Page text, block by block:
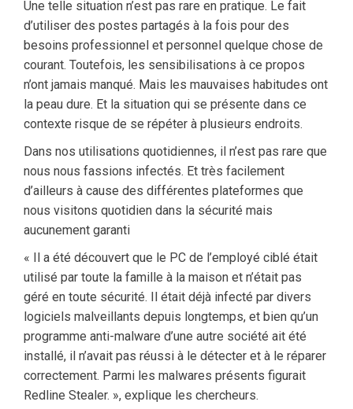
Une telle situation n’est pas rare en pratique. Le fait
d’utiliser des postes partagés à la fois pour des
besoins professionnel et personnel quelque chose de
courant. Toutefois, les sensibilisations à ce propos
n’ont jamais manqué. Mais les mauvaises habitudes ont
la peau dure. Et la situation qui se présente dans ce
contexte risque de se répéter à plusieurs endroits.
Dans nos utilisations quotidiennes, il n’est pas rare que
nous nous fassions infectés. Et très facilement
d’ailleurs à cause des différentes plateformes que
nous visitons quotidien dans la sécurité mais
aucunement garanti
« Il a été découvert que le PC de l’employé ciblé était
utilisé par toute la famille à la maison et n’était pas
géré en toute sécurité. Il était déjà infecté par divers
logiciels malveillants depuis longtemps, et bien qu’un
programme anti-malware d’une autre société ait été
installé, il n’avait pas réussi à le détecter et à le réparer
correctement. Parmi les malwares présents figurait
Redline Stealer. », explique les chercheurs.